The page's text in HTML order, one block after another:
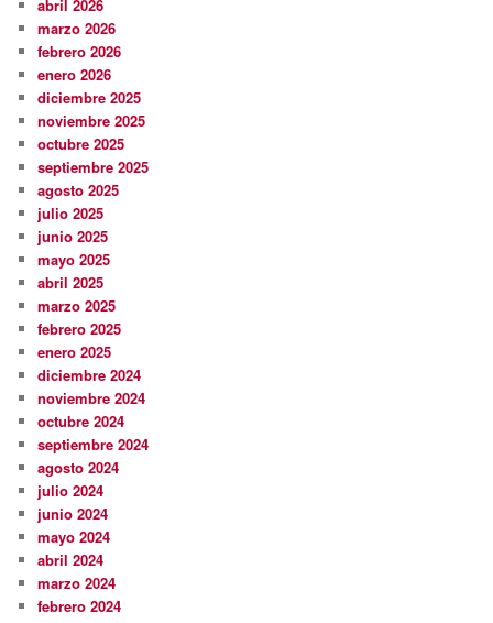
abril 2026
marzo 2026
febrero 2026
enero 2026
diciembre 2025
noviembre 2025
octubre 2025
septiembre 2025
agosto 2025
julio 2025
junio 2025
mayo 2025
abril 2025
marzo 2025
febrero 2025
enero 2025
diciembre 2024
noviembre 2024
octubre 2024
septiembre 2024
agosto 2024
julio 2024
junio 2024
mayo 2024
abril 2024
marzo 2024
febrero 2024